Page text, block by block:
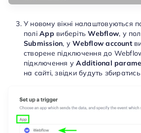
У новому вікні налаштовуються
поліApp виберітьWebflow, у
Submission, уWebflow account
створене підключення до
підключення уAdditional
на сайті, звідки будуть